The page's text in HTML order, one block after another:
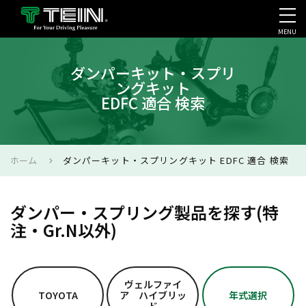
会社案内・採用・IR
MENU
ダンパーキット・スプリ
ングキット
EDFC 適合 検索
ホーム ダンパーキット・スプリングキット EDFC 適合 検索
ダンパー・スプリング製品を探す(特
注・Gr.N以外)
TOYOTA
ヴェルファイ
ア ハイブリッ
年式選択